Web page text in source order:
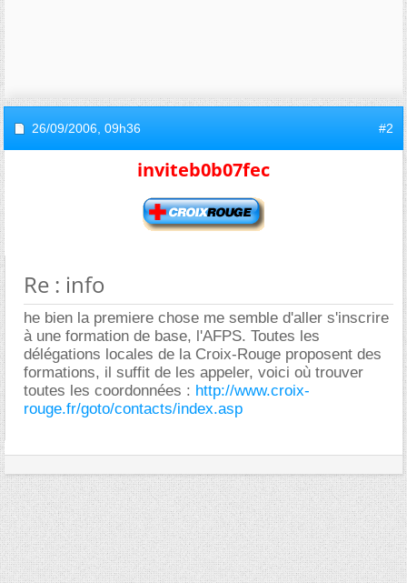
26/09/2006, 09h36 #2
inviteb0b07fec
Re : info
he bien la premiere chose me semble d'aller s'inscrire
à une formation de base, l'AFPS. Toutes les
délégations locales de la Croix-Rouge proposent des
formations, il suffit de les appeler, voici où trouver
toutes les coordonnées : http://www.croix-
rouge.fr/goto/contacts/index.asp